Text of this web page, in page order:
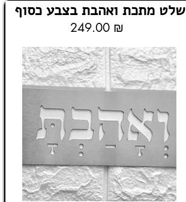
שלט מתכת ואהבת בצבע כסוף
249.00 ₪